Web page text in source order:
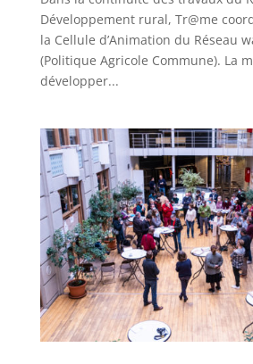
Développement rural, Tr@me
la Cellule d’Animation du Réseau
(Politique Agricole Commune). La
développer...